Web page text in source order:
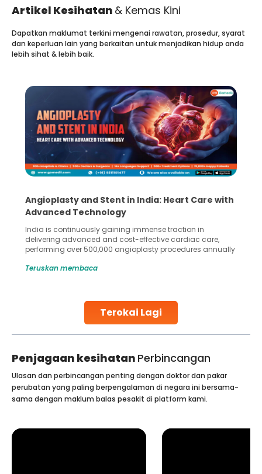
Artikel Kesihatan & Kemas Kini
Terokai Lagi
Dapatkan maklumat terkini mengenai rawatan, prosedur, syarat
dan keperluan lain yang berkaitan untuk menjadikan hidup anda
lebih sihat & lebih baik.
Angioplasty and Stent in India: Heart Care with
Advanced Technology
India is continuously gaining immense traction in
delivering advanced and cost-effective cardiac care,
performing over 500,000 angioplasty procedures annually
globe are searching for treatments like angioplasty and
Studies, such as one published
Teruskan membaca
Penjagaan kesihatan Perbincangan
Ulasan dan perbincangan penting dengan doktor dan pakar
perubatan yang paling berpengalaman di negara ini bersama-
sama dengan maklum balas pesakit di platform kami.